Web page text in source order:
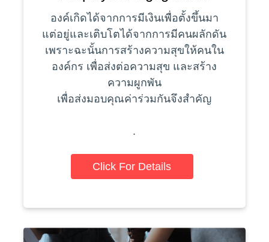
องค์เกิดได้จากการมีเงินเพื่อตั้งขึ้นมา
แต่อยู่และเติบโตได้จากการมีคนผลักดัน
เพราะฉะนั้นการสร้างความสุขให้คนใน
องค์กร เพื่อส่งต่อความสุข และสร้าง
ความผูกพัน
เพื่อส่งมอบคุณค่าร่วมกันจึงสำคัญ
.
Click For Details